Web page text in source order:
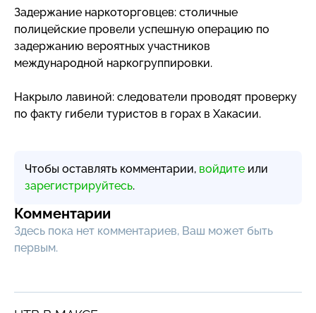
Задержание наркоторговцев: столичные
полицейские провели успешную операцию по
задержанию вероятных участников
международной наркогруппировки.
Накрыло лавиной: следователи проводят проверку
по факту гибели туристов в горах в Хакасии.
Чтобы оставлять комментарии, войдите или
зарегистрируйтесь.
Комментарии
Здесь пока нет комментариев, Ваш может быть
первым.